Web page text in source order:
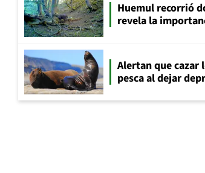
Huemul recorrió
revela la
Alertan que cazar
pesca al dejar